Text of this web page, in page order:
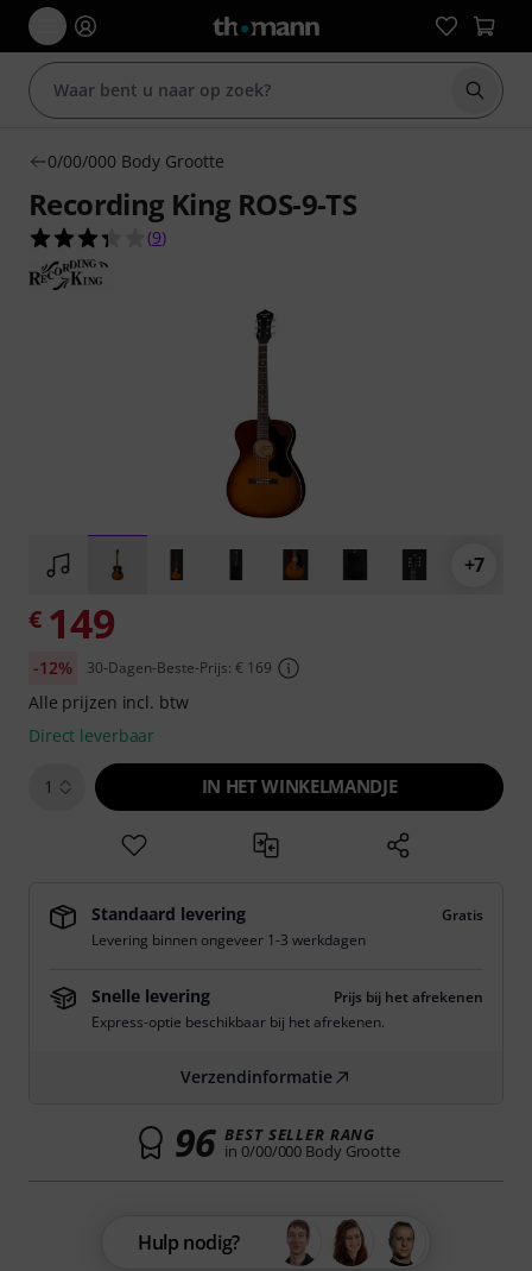
Zoek
0/00/000 Body Grootte
Recording King ROS-9-TS
3.3 van de 5 sterren van 9 klantbeoordelingen
(9)
+7
€ 149
-12% 30-Dagen-Beste-Prijs: € 169
Alle prijzen incl. btw
Direct leverbaar
1 IN HET WINKELMANDJE
Standaard levering
Gratis
Levering binnen ongeveer 1-3 werkdagen
Snelle levering
Prijs bij het afrekenen
Express-optie beschikbaar bij het afrekenen.
Verzendinformatie
96 BEST SELLER RANG
in 0/00/000 Body Grootte
Hulp nodig?